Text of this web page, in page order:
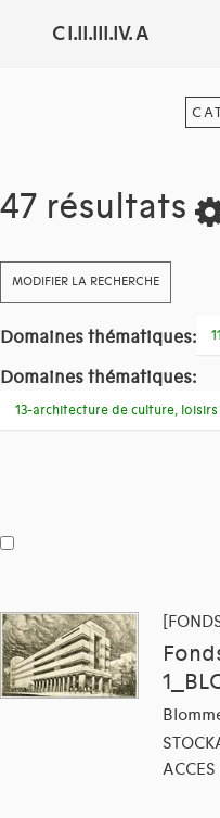
C I.II.III.IV. A
47 résultats
MODIFIER LA RECHERCHE
Domaines thématiques:
Domaines thématiques:
13-architecture de culture,